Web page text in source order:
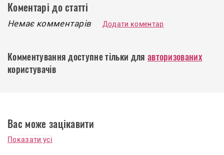
Коментарі до статті
Немає комментарів Додати коментар
Комментування доступне тільки для авторизованих
користувачів
Вас може зацікавити
Показати усі